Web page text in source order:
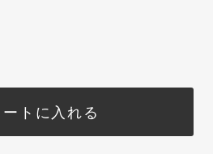
ートに入れる